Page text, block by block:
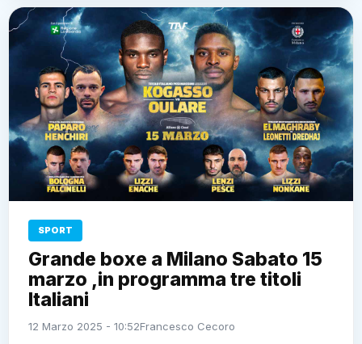
SPORT
Grande boxe a Milano Sabato 15
marzo ,in programma tre titoli
Italiani
12 Marzo 2025 - 10:52Francesco Cecoro